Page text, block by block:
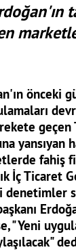
önceki
geçen
yansıyan
fahiş
İç Ticaret
denetimler
"Yeni